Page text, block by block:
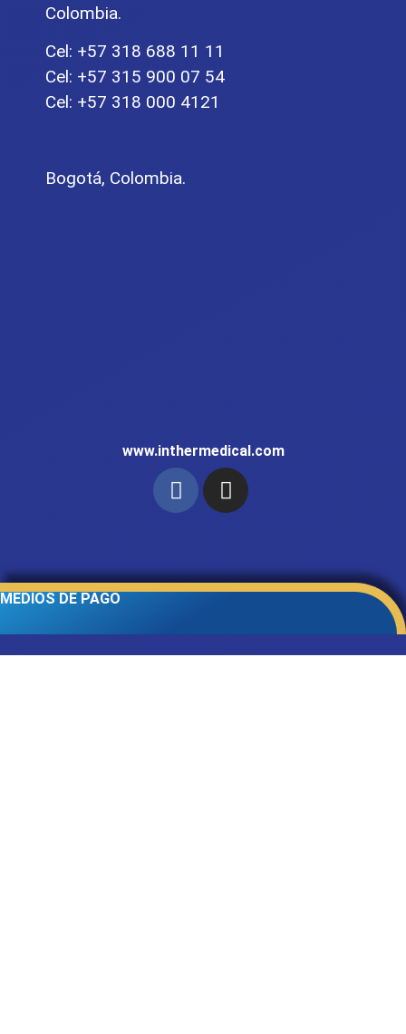
Colombia.
Cel: +57 318 688 11 11
Cel: +57 315 900 07 54
Cel: +57 318 000 4121
Bogotá, Colombia.
MEDIOS DE PAGO
www.inthermedical.com